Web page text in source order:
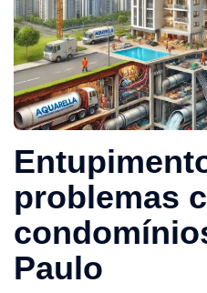
problemas
Paulo